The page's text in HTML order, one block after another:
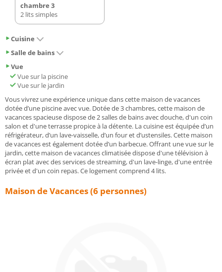
chambre 3
2 lits simples
Cuisine
Salle de bains
Vue
Vue sur la piscine
Vue sur le jardin
Vous vivrez une expérience unique dans cette maison de vacances
dotée d’une piscine avec vue. Dotée de 3 chambres, cette maison de
vacances spacieuse dispose de 2 salles de bains avec douche, d'un coin
salon et d'une terrasse propice à la détente. La cuisine est équipée d’un
réfrigérateur, d’un lave-vaisselle, d’un four et d’ustensiles. Cette maison
de vacances est également dotée d’un barbecue. Offrant une vue sur le
jardin, cette maison de vacances climatisée dispose d'une télévision à
écran plat avec des services de streaming, d'un lave-linge, d'une entrée
privée et d'un coin repas. Ce logement comprend 4 lits.
Maison de Vacances (6 personnes)